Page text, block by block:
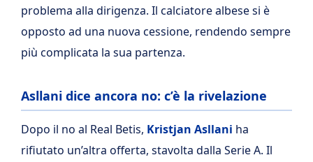
problema alla dirigenza. Il calciatore albese si è
opposto ad una nuova cessione, rendendo sempre
più complicata la sua partenza.
Asllani dice ancora no: c’è la rivelazione
Dopo il no al Real Betis, Kristjan Asllani ha
rifiutato un’altra offerta, stavolta dalla Serie A. Il